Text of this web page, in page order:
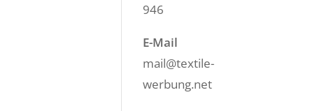
946
E-Mail
mail@textile-
werbung.net